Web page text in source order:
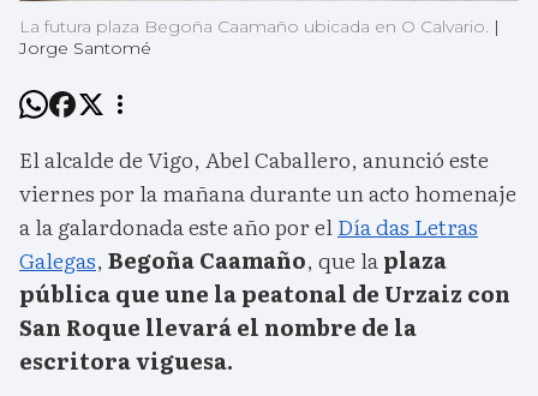
La futura plaza Begoña Caamaño ubicada en O Calvario. |
Jorge Santomé
El alcalde de Vigo, Abel Caballero, anunció este
viernes por la mañana durante un acto homenaje
a la galardonada este año por elDía das Letras
Galegas, Begoña Caamaño, que laplaza
pública que une la peatonal de Urzaiz con
San Roque llevará el nombre de la
escritora viguesa.